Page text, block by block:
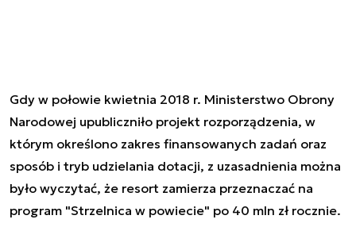
Gdy w połowie kwietnia 2018 r. Ministerstwo Obrony
Narodowej upubliczniło projekt rozporządzenia, w
którym określono zakres finansowanych zadań oraz
sposób i tryb udzielania dotacji, z uzasadnienia można
było wyczytać, że resort zamierza przeznaczać na
program "Strzelnica w powiecie" po 40 mln zł rocznie.